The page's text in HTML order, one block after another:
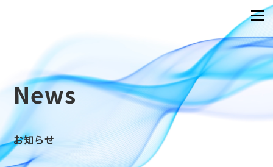
News
お知らせ